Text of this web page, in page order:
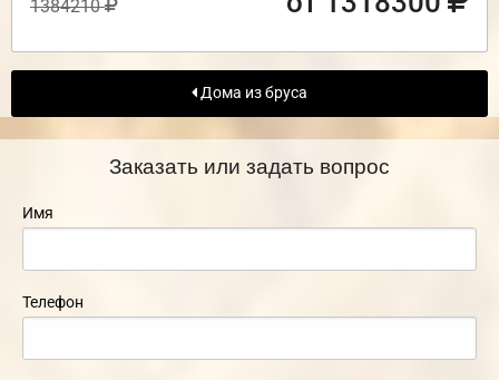
1384210
Дома из бруса
Заказать или задать вопрос
Имя
Телефон